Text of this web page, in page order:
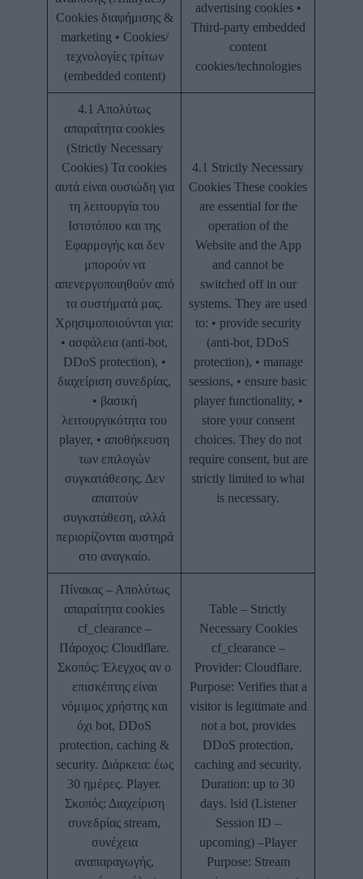
Cookies διαφήμισης &
marketing • Cookies/
τεχνολογίες τρίτων
(embedded content)
advertising cookies •
Third-party embedded
content
cookies/technologies
4.1 Απολύτως
απαραίτητα cookies
(Strictly Necessary
Cookies) Τα cookies
αυτά είναι ουσιώδη για
τη λειτουργία του
Ιστοτόπου και της
Εφαρμογής και δεν
μπορούν να
απενεργοποιηθούν από
τα συστήματά μας.
Χρησιμοποιούνται για:
• ασφάλεια (anti-bot,
DDoS protection), •
διαχείριση συνεδρίας,
• βασική
λειτουργικότητα του
player, • αποθήκευση
των επιλογών
συγκατάθεσης. Δεν
απαιτούν
συγκατάθεση, αλλά
περιορίζονται αυστηρά
στο αναγκαίο.
4.1 Strictly Necessary
Cookies These cookies
are essential for the
operation of the
Website and the App
and cannot be
switched off in our
systems. They are used
to: • provide security
(anti-bot, DDoS
protection), • manage
sessions, • ensure basic
player functionality, •
store your consent
choices. They do not
require consent, but are
strictly limited to what
is necessary.
Πίνακας – Απολύτως
απαραίτητα cookies
cf_clearance –
Πάροχος: Cloudflare.
Σκοπός: Έλεγχος αν ο
επισκέπτης είναι
νόμιμος χρήστης και
όχι bot, DDoS
protection, caching &
security. Διάρκεια: έως
30 ημέρες. Player.
Σκοπός: Διαχείριση
συνεδρίας stream,
συνέχεια
αναπαραγωγής,
Table – Strictly
Necessary Cookies
cf_clearance –
Provider: Cloudflare.
Purpose: Verifies that a
visitor is legitimate and
not a bot, provides
DDoS protection,
caching and security.
Duration: up to 30
days. lsid (Listener
Session ID –
upcoming) –Player
Purpose: Stream